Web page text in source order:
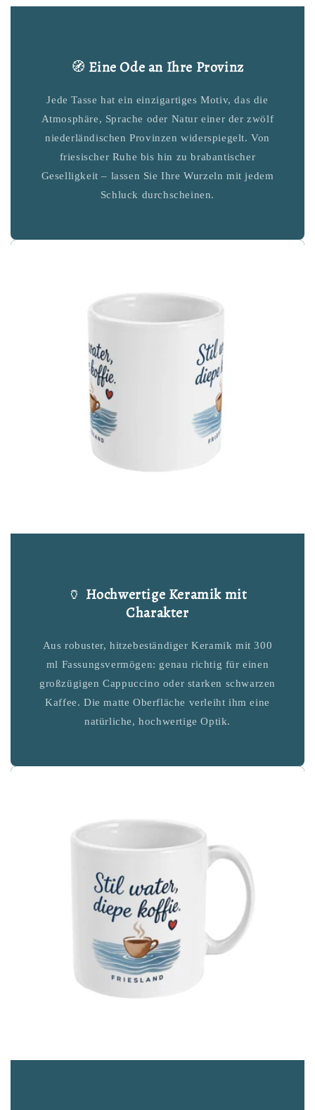
🧭 Eine Ode an Ihre Provinz
Jede Tasse hat ein einzigartiges Motiv, das die
Atmosphäre, Sprache oder Natur einer der zwölf
niederländischen Provinzen widerspiegelt. Von
friesischer Ruhe bis hin zu brabantischer
Geselligkeit – lassen Sie Ihre Wurzeln mit jedem
Schluck durchscheinen.
🏺 Hochwertige Keramik mit
Charakter
Aus robuster, hitzebeständiger Keramik mit 300
ml Fassungsvermögen: genau richtig für einen
großzügigen Cappuccino oder starken schwarzen
Kaffee. Die matte Oberfläche verleiht ihm eine
natürliche, hochwertige Optik.